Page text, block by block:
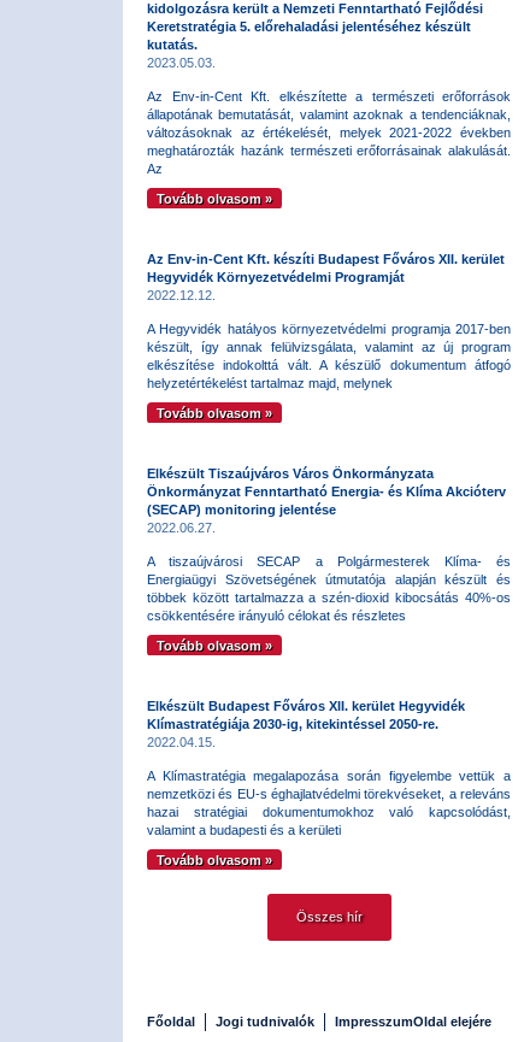
kidolgozásra került a Nemzeti Fenntartható Fejlődési
Keretstratégia 5. előrehaladási jelentéséhez készült
kutatás.
2023.05.03.
Az Env-in-Cent Kft. elkészítette a természeti erőforrások
állapotának bemutatását, valamint azoknak a tendenciáknak,
változásoknak az értékelését, melyek 2021-2022 években
meghatározták hazánk természeti erőforrásainak alakulását.
Az
Tovább olvasom »
Az Env-in-Cent Kft. készíti Budapest Főváros XII. kerület
Hegyvidék Környezetvédelmi Programját
2022.12.12.
A Hegyvidék hatályos környezetvédelmi programja 2017-ben
készült, így annak felülvizsgálata, valamint az új program
elkészítése indokolttá vált. A készülő dokumentum átfogó
helyzetértékelést tartalmaz majd, melynek
Tovább olvasom »
Elkészült Tiszaújváros Város Önkormányzata
Önkormányzat Fenntartható Energia- és Klíma Akcióterv
(SECAP) monitoring jelentése
2022.06.27.
A tiszaújvárosi SECAP a Polgármesterek Klíma- és
Energiaügyi Szövetségének útmutatója alapján készült és
többek között tartalmazza a szén-dioxid kibocsátás 40%-os
csökkentésére irányuló célokat és részletes
Tovább olvasom »
Elkészült Budapest Főváros XII. kerület Hegyvidék
Klímastratégiája 2030-ig, kitekintéssel 2050-re.
2022.04.15.
A Klímastratégia megalapozása során figyelembe vettük a
nemzetközi és EU-s éghajlatvédelmi törekvéseket, a releváns
hazai stratégiai dokumentumokhoz való kapcsolódást,
valamint a budapesti és a kerületi
Tovább olvasom »
Összes hír
Főoldal Jogi tudnivalók ImpresszumOldal elejére